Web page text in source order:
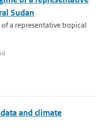
Sudan
a representative tropical
and climate